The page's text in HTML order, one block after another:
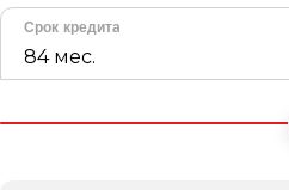
Срок кредита
84 мес.